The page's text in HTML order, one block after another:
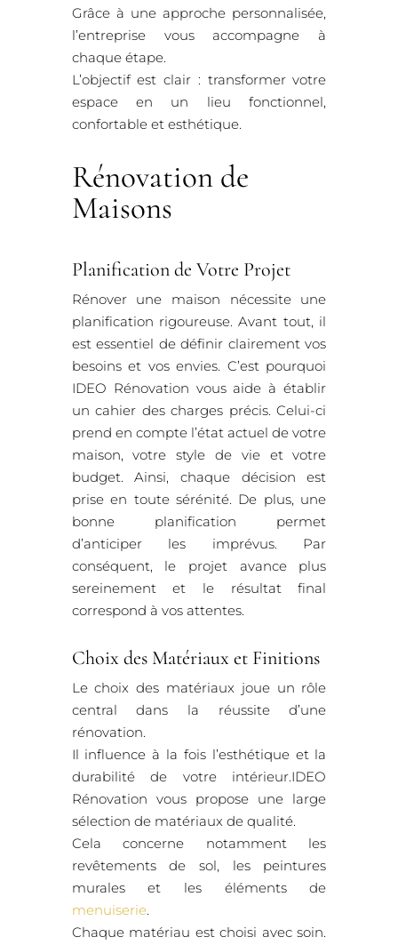
Grâce à une approche personnalisée,
l’entreprise vous accompagne à
chaque étape.
L’objectif est clair : transformer votre
espace en un lieu fonctionnel,
confortable et esthétique.
Rénovation de
Maisons
Planification de Votre Projet
Rénover une maison nécessite une
planification rigoureuse. Avant tout, il
est essentiel de définir clairement vos
besoins et vos envies. C’est pourquoi
IDEO Rénovation vous aide à établir
un cahier des charges précis. Celui-ci
prend en compte l’état actuel de votre
maison, votre style de vie et votre
budget. Ainsi, chaque décision est
prise en toute sérénité. De plus, une
bonne planification permet
d’anticiper les imprévus. Par
conséquent, le projet avance plus
sereinement et le résultat final
correspond à vos attentes.
Choix des Matériaux et Finitions
Le choix des matériaux joue un rôle
central dans la réussite d’une
rénovation.
Il influence à la fois l’esthétique et la
durabilité de votre intérieur.IDEO
Rénovation vous propose une large
sélection de matériaux de qualité.
Cela concerne notamment les
revêtements de sol, les peintures
murales et les éléments de
menuiserie.
Chaque matériau est choisi avec soin.